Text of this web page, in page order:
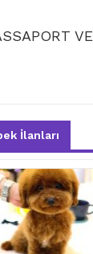
İlanları